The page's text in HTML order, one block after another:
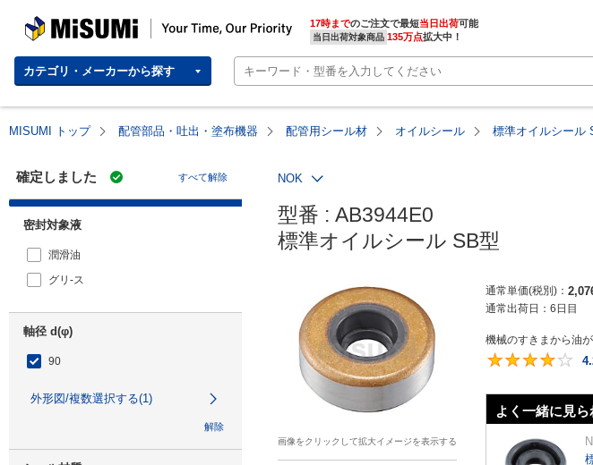
MISUMI | Your Time, Our Priority 17時までのご注文で最短当日出荷
当日出荷対象商品 135万点拡大中！
カテゴリ・メーカーから探す
MISUMI トップ 配管部品・吐出・塗布機器 配管用シール材 オイルシール 標準オイルシール
確定しました すべて解除
密封対象液
潤滑油
グリ-ス
軸径 d(φ)
90
外形図/複数選択する(1)
解除
NOK
型番 : AB3944E0
標準オイルシール SB型
画像をクリックして拡大イメージを表示する
通常単価(税別)
通常出荷日： 6日目
機械のすきまから油
よく一緒に見